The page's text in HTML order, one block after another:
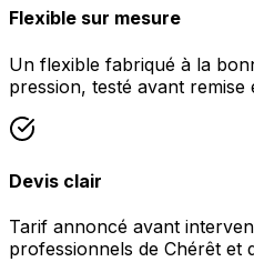
Flexible sur mesure
Un flexible fabriqué à la
pression, testé avant remise
Devis clair
Tarif annoncé avant
professionnels de Chérêt et